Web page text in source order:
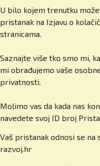
visokokvalificirane
izvrsne rezultate
akreditacije. I ono
pozornost kakvu
procjenjujemo
prilagođavamo
Znaju što njihovo
može odvesti.
A kamo ga to vodi?
otvarate svojim
U bilo kojem trenutku
pristanak na Izjavu o
stranicama.
Saznajte više tko smo mi,
mi obrađujemo vaše
privatnosti.
Molimo vas da kada nas
navedete svoj ID broj
Vaš pristanak odnosi se
razvoj.hr